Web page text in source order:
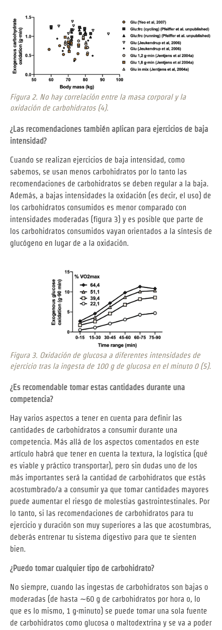
Figura 2. No hay correlación entre la masa corporal y la
oxidación de carbohidratos (4).
¿Las recomendaciones también aplican para ejercicios de baja
intensidad?
Cuando se realizan ejercicios de baja intensidad, como
sabemos, se usan menos carbohidratos por lo tanto las
recomendaciones de carbohidratos se deben regular a la baja.
Además, a bajas intensidades la oxidación (es decir, el uso) de
los carbohidratos consumidos es menor comparado con
intensidades moderadas (figura 3) y es posible que parte de
los carbohidratos consumidos vayan orientados a la síntesis de
glucógeno en lugar de a la oxidación.
Figura 3. Oxidación de glucosa a diferentes intensidades de
ejercicio tras la ingesta de 100 g de glucosa en el minuto 0 (5).
¿Es recomendable tomar estas cantidades durante una
competencia?
Hay varios aspectos a tener en cuenta para definir las
cantidades de carbohidratos a consumir durante una
competencia. Más allá de los aspectos comentados en este
artículo habrá que tener en cuenta la textura, la logística (qué
es viable y práctico transportar), pero sin dudas uno de los
más importantes será la cantidad de carbohidratos que estás
acostumbrado/a a consumir ya que tomar cantidades mayores
puede aumentar el riesgo de molestias gastrointestinales. Por
lo tanto, si las recomendaciones de carbohidratos para tu
ejercicio y duración son muy superiores a las que acostumbras,
deberás entrenar tu sistema digestivo para que te sienten
bien.
¿Puedo tomar cualquier tipo de carbohidrato?
No siempre, cuando las ingestas de carbohidratos son bajas o
moderadas (de hasta ∼60 g de carbohidratos por hora o, lo
que es lo mismo, 1 g·minuto) se puede tomar una sola fuente
de carbohidratos como glucosa o maltodextrina y se va a poder